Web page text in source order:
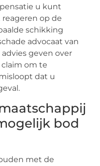
u kunt
op de
schikking
advocaat van
advies geven over
om te
dat u
bod
met de